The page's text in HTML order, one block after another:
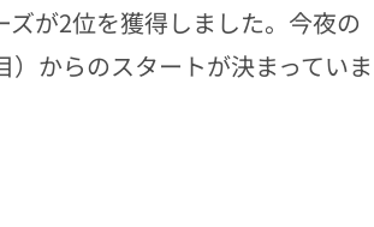
が2位を獲得しました。今夜の
からのスタートが決まっていま